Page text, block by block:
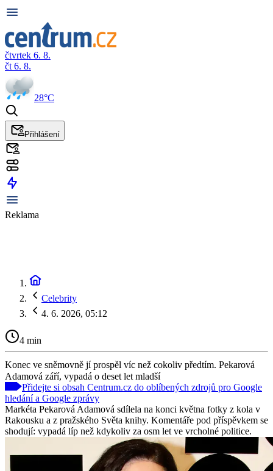
čtvrtek 6. 8.
čt 6. 8.
28°C
Přihlášení
Reklama
Celebrity
4. 6. 2026, 05:12
4 min
Konec ve sněmovně jí prospěl víc než cokoliv předtím. Pekarová
Adamová září, vypadá o deset let mladší
Přidejte si obsah Centrum.cz do oblíbených zdrojů pro Google
hledání a Google zprávy
Markéta Pekarová Adamová sdílela na konci května fotky z kola v
Rakousku a z pražského Světa knihy. Komentáře pod příspěvkem se
shodují: vypadá líp než kdykoliv za osm let ve vrcholné politice.